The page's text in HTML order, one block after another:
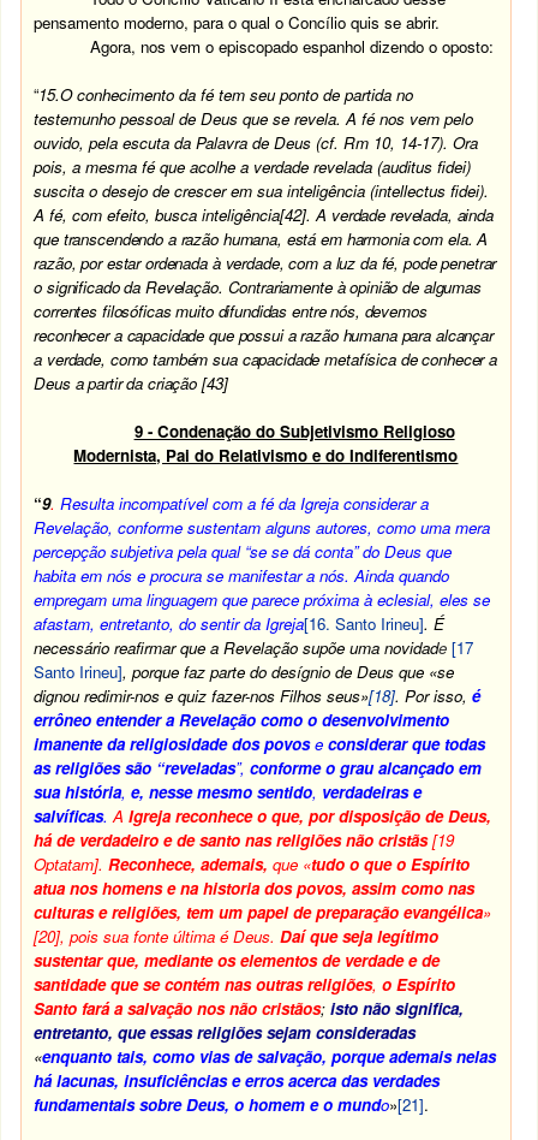
pensamento moderno, para o qual o Concílio quis se abrir.
Agora, nos vem o episcopado espanhol dizendo o oposto:
“15.O conhecimento da fé tem seu ponto de partida no
testemunho pessoal de Deus que se revela. A fé nos vem pelo
ouvido, pela escuta da Palavra de Deus (cf. Rm 10, 14-17). Ora
pois, a mesma fé que acolhe a verdade revelada (auditus fidei)
suscita o desejo de crescer em sua inteligência (intellectus fidei).
A fé, com efeito, busca inteligência[42].A verdade revelada, ainda
que transcendendo a razão humana, está em harmonia com ela. A
razão, por estar ordenada à verdade, com a luz da fé, pode penetrar
o significado da Revelação. Contrariamente à opinião de algumas
correntes filosóficas muito difundidas entre nós, devemos
reconhecer a capacidade que possui a razão humana para alcançar
a verdade, como também sua capacidade metafísica de conhecer a
Deus a partir da criação [43]
9 - Condenação do Subjetivismo Religioso
Modernista, Pai do Relativismo e do Indiferentismo
“9.Resulta incompatívelcom a fé da Igreja considerar a
Revelação, conforme sustentam alguns autores, como uma mera
percepção subjetiva pela qual “se se dá conta” do Deus que
habita em nós e procura se manifestar a nós. Ainda quando
empregam uma linguagem que parece próxima à eclesial, eles se
afastam, entretanto, do sentir da Igreja[16. Santo Irineu]. É
necessário reafirmar que a Revelação supõe uma novidade[17
Santo Irineu], porque faz parte do desígnio de Deus que «se
dignou redimir-nos e quiz fazer-nos Filhos seus»[18]. Por isso,é
errôneo entender a Revelação como o desenvolvimento
imanente da religiosidade dos povoseconsiderar que todas
as religiões são “reveladas”,conforme o grau alcançado em
sua história,e, nesse mesmo sentido, verdadeiras e
salvíficas.AIgreja reconhece o que, por disposição de Deus,
há de verdadeiro e de santo nas religiões não cristãs [19
Optatam].Reconhece, ademais, que «tudo o que o Espírito
atua nos homens e na historia dos povos, assim como nas
culturas e religiões, tem um papel de preparação evangélica»
[20], pois sua fonte última é Deus.Daí que seja legítimo
sustentar que, mediante os elementos de verdade e de
santidade que se contém nas outras religiões,o Espírito
Santo fará a salvação nos não cristãos;isto não significa,
entretanto, que essas religiões sejam consideradas
«enquanto tais, como vias de salvação, porque ademais nelas
há lacunas, insuficiências e erros acerca das verdades
fundamentais sobre Deus, o homem e o mundo»[21].